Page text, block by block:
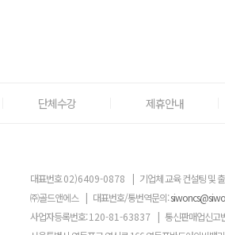
단체수강 제휴안내
대표번호02)6409-0878 | 기업체 교육 컨설팅 및
㈜골드앤에스 | 대표번호/통번역문의:
사업자등록번호:120-81-63837 | 통신판매업신고